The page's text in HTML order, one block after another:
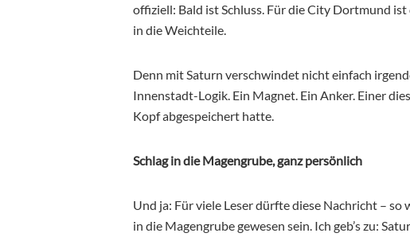
offiziell: Bald ist Schluss. Für die City Dortmund
in die Weichteile.
Denn mit Saturn verschwindet nicht einfach
Innenstadt-Logik. Ein Magnet. Ein Anker. Einer
Kopf abgespeichert hatte.
Schlag in die Magengrube, ganz persönlich
Und ja: Für viele Leser dürfte diese Nachricht – so
in die Magengrube gewesen sein. Ich geb’s zu: